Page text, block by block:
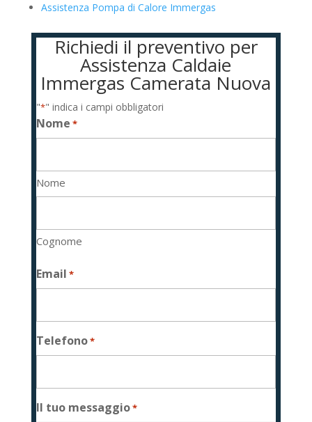
Assistenza Pompa di Calore Immergas
Richiedi il preventivo per
Assistenza Caldaie
Immergas Camerata Nuova
"*" indica i campi obbligatori
Nome *
Nome
Cognome
Email *
Telefono*
Il tuo messaggio*